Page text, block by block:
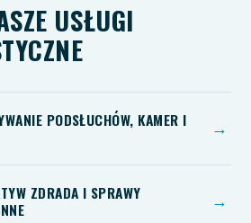
USŁUGI
PODSŁUCHÓW, KAMER I →
ZDRADA I SPRAWY →